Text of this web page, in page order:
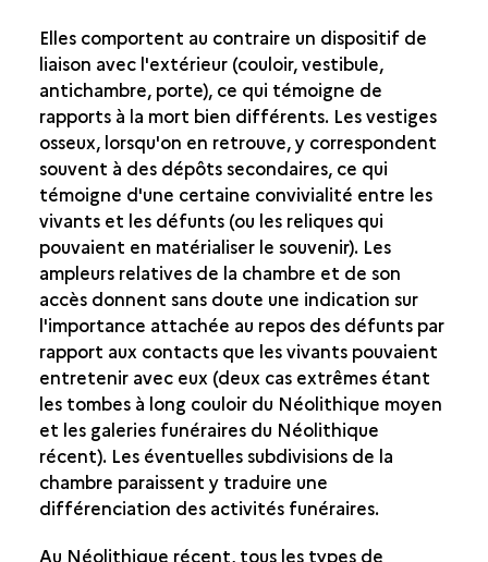
Elles comportent au contraire un dispositif de
liaison avec l'extérieur (couloir, vestibule,
antichambre, porte), ce qui témoigne de
rapports à la mort bien différents. Les vestiges
osseux, lorsqu'on en retrouve, y correspondent
souvent à des dépôts secondaires, ce qui
témoigne d'une certaine convivialité entre les
vivants et les défunts (ou les reliques qui
pouvaient en matérialiser le souvenir). Les
ampleurs relatives de la chambre et de son
accès donnent sans doute une indication sur
l'importance attachée au repos des défunts par
rapport aux contacts que les vivants pouvaient
entretenir avec eux (deux cas extrêmes étant
les tombes à long couloir du Néolithique moyen
et les galeries funéraires du Néolithique
récent). Les éventuelles subdivisions de la
chambre paraissent y traduire une
différenciation des activités funéraires.
Au Néolithique récent, tous les types de